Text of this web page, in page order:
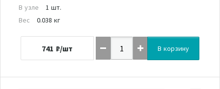
В узле
1 шт.
Вес
0.038 кг
741 ₽/шт В корзину